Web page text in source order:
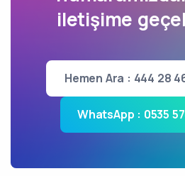
iletişime
Hemen Ara : 444 28
WhatsApp : 0535